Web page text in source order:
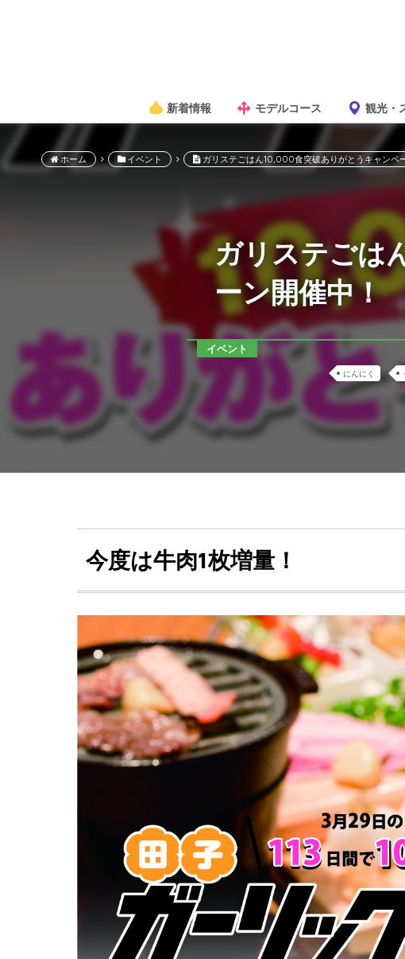
新着情報 モデルコース 観光・
ホーム イベント ガリステごはん10,000食突破ありがとうキャンペ
ガリステごは
ーン開催中！
イベント
にんにく
今度は牛肉1枚増量！